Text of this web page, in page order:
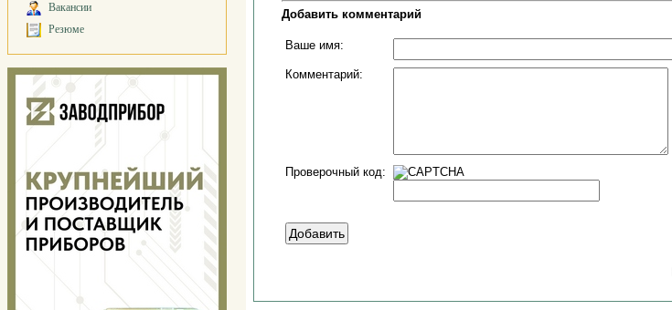
Вакансии
Резюме
Добавить комментарий
Ваше имя:
Комментарий:
Проверочный код: